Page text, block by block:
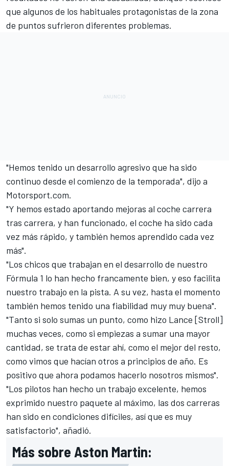
que algunos de los habituales protagonistas de la zona
de puntos sufrieron diferentes problemas.
"Hemos tenido un desarrollo agresivo que ha sido
continuo desde el comienzo de la temporada", dijo a
Motorsport.com.
"Y hemos estado aportando mejoras al coche carrera
tras carrera, y han funcionado, el coche ha sido cada
vez más rápido, y también hemos aprendido cada vez
más".
"Los chicos que trabajan en el desarrollo de nuestro
Fórmula 1 lo han hecho francamente bien, y eso facilita
nuestro trabajo en la pista. A su vez, hasta el momento
también hemos tenido una fiabilidad muy muy buena".
"Tanto si solo sumas un punto, como hizo Lance [Stroll]
muchas veces, como si empiezas a sumar una mayor
cantidad, se trata de estar ahí, como el mejor del resto,
como vimos que hacían otros a principios de año. Es
positivo que ahora podamos hacerlo nosotros mismos".
"Los pilotos han hecho un trabajo excelente, hemos
exprimido nuestro paquete al máximo, las dos carreras
han sido en condiciones difíciles, así que es muy
satisfactorio", añadió.
Más sobre Aston Martin: